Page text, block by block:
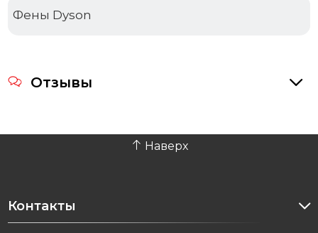
Фены Dyson
Отзывы
Наверх
Контакты